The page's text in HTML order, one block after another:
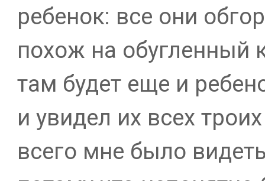
ребенок: все они
похож на обугленный
там будет еще и
и увидел их всех
всего мне было